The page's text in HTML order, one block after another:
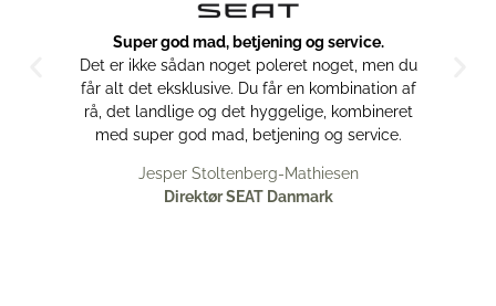
Super god mad, betjening og service.
Det er ikke sådan noget poleret noget, men du
får alt det eksklusive. Du får en kombination af
rå, det landlige og det hyggelige, kombineret
med super god mad, betjening og service.
Jesper Stoltenberg-Mathiesen
Direktør SEAT Danmark